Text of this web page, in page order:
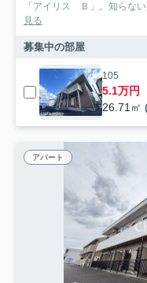
「アイリス Ｂ」。知らな
見る
募集中の部屋
105
5.1万円
26.71㎡
アパート